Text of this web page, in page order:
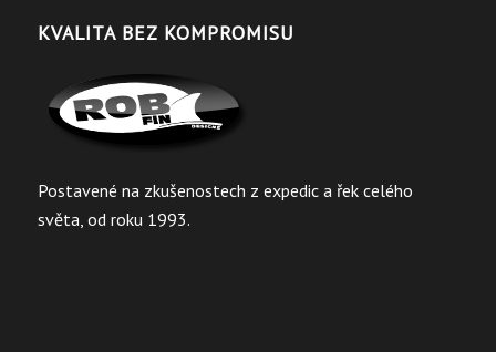
KVALITA BEZ KOMPROMISU
Postavené na zkušenostech z expedic a řek celého
světa, od roku 1993.